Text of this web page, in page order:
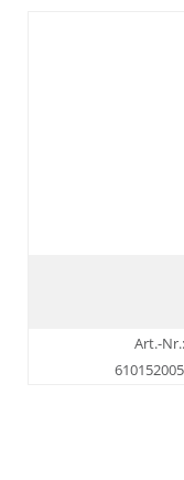
Art.-Nr.: